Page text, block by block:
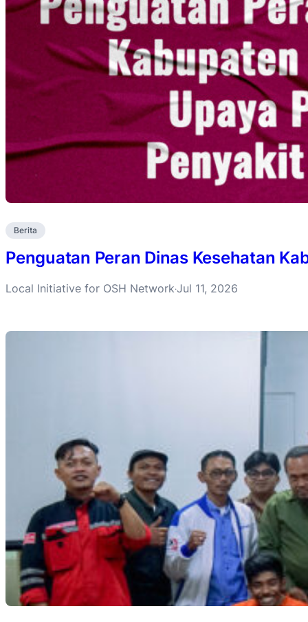
Berita
Penguatan Peran Dinas Kesehatan
Local Initiative for OSH Network·Jul 11, 2026